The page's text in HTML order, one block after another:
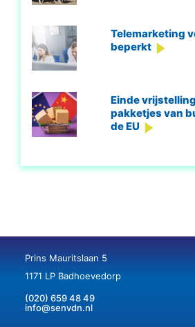
Telemarketing
beperkt
Einde
pakketjes van
de EU
Prins Mauritslaan 5
1171 LP Badhoevedorp
(020) 659 48 49
info@senvdn.nl